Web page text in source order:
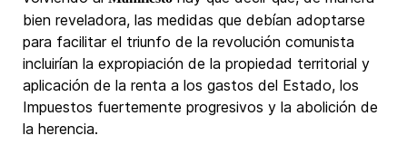
bien reveladora, las medidas que debían adoptarse
para facilitar el triunfo de la revolución comunista
incluirían la expropiación de la propiedad territorial y
aplicación de la renta a los gastos del Estado, los
Impuestos fuertemente progresivos y la abolición de
la herencia.